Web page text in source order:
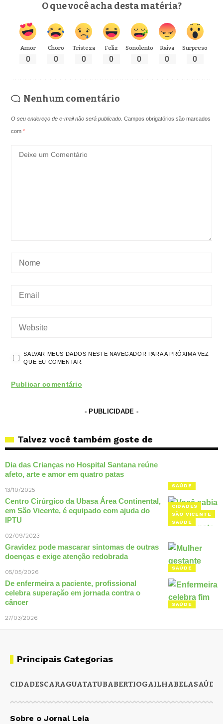
O que você acha desta matéria?
Amor
0
Choro
0
Tristeza
0
Feliz
0
Sonolento
0
Raiva
0
Surpreso
0
Nenhum comentário
O seu endereço de e-mail não será publicado. Campos obrigatórios são marcados
com*
SALVAR MEUS DADOS NESTE NAVEGADOR PARA A PRÓXIMA VEZ
QUE EU COMENTAR.
- PUBLICIDADE -
Talvez você também goste de
SAÚDE
Dia das Crianças no Hospital Santana reúne
afeto, arte e amor em quatro patas
13/10/2025
CIDADES
SÃO VICENTE
SAÚDE
Centro Cirúrgico da Ubasa Área Continental,
em São Vicente, é equipado com ajuda do
IPTU
02/09/2023
SAÚDE
Gravidez pode mascarar sintomas de outras
doenças e exige atenção redobrada
05/05/2026
SAÚDE
De enfermeira a paciente, profissional
celebra superação em jornada contra o
câncer
27/03/2026
Principais Categorias
CIDADESCARAGUATATUBABERTIOGAILHABELASAÚDE
Sobre o Jornal Leia